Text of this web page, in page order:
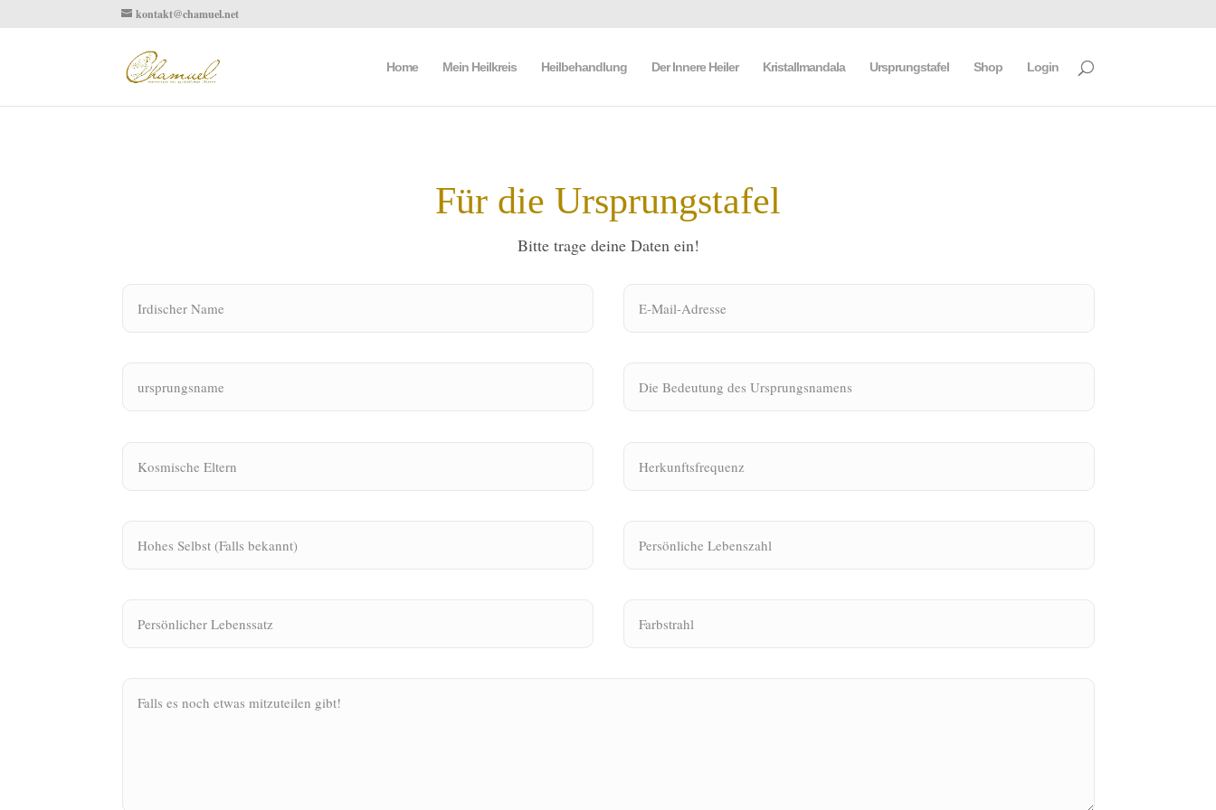
kontakt@chamuel.net
Home Mein Heilkreis Heilbehandlung Der Innere Heiler Kristallmandala Ursprungstafel Shop Login
Für die Ursprungstafel
Bitte trage deine Daten ein!